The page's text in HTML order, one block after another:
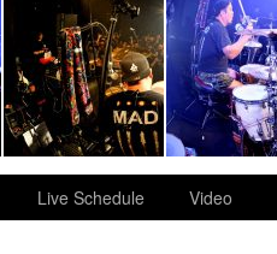
Live Schedule Video